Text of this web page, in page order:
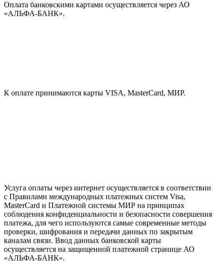
Оплата банковскими картами осуществляется через АО
«АЛЬФА-БАНК».
К оплате принимаются карты VISA, MasterCard, МИР.
Услуга оплаты через интернет осуществляется в соответствии
с Правилами международных платежных систем Visa,
MasterCard и Платежной системы МИР на принципах
соблюдения конфиденциальности и безопасности совершения
платежа, для чего используются самые современные методы
проверки, шифрования и передачи данных по закрытым
каналам связи. Ввод данных банковской карты
осуществляется на защищенной платежной странице АО
«АЛЬФА-БАНК».